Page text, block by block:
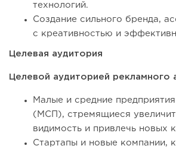
технологий.
Создание сильного бренда,
с креативностью и
Целевая аудитория
Целевой аудиторией рекламного
Малые и средние предприятия
(МСП), стремящиеся
видимость и привлечь новых
Стартапы и новые компании,